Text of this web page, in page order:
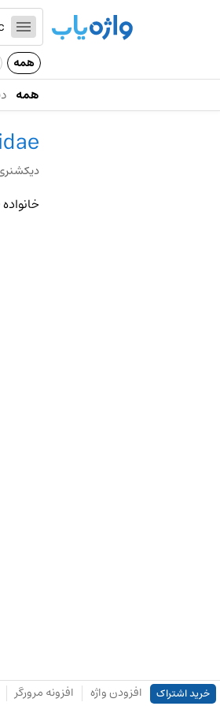
همه
همه
خانواده Rheidae
خرید اشتراک افزودن واژه افزونه مرورگر